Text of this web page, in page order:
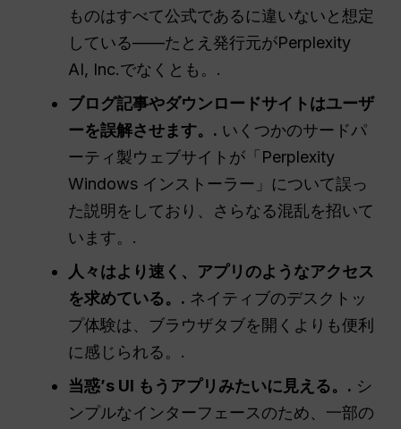
ものはすべて公式であるに違いないと想定
している——たとえ発行元がPerplexity
AI, Inc.でなくとも。.
ブログ記事やダウンロードサイトはユーザ
ーを誤解させます。. いくつかのサードパ
ーティ製ウェブサイトが「Perplexity
Windows インストーラー」について誤っ
た説明をしており、さらなる混乱を招いて
います。.
人々はより速く、アプリのようなアクセス
を求めている。. ネイティブのデスクトッ
プ体験は、ブラウザタブを開くよりも便利
に感じられる。.
当惑’s UI もうアプリみたいに見える。. シ
ンプルなインターフェースのため、一部の